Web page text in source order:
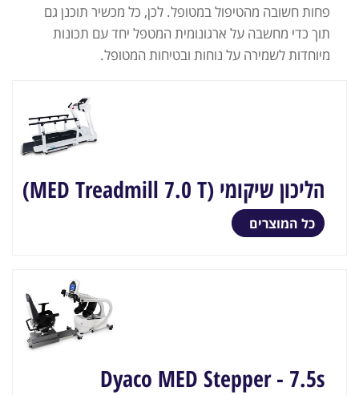
פחות חשובה מהטיפול במטופל. לכן, כל מכשיר תוכנן גם
תוך כדי מחשבה על ארגונומית המטפל יחד עם תכונות
מיוחדות לשמירה על נוחות ובטיחות המטופל.
הליכון שיקומי (MED Treadmill 7.0 T)
כל המוצרים
Dyaco MED Stepper - 7.5s